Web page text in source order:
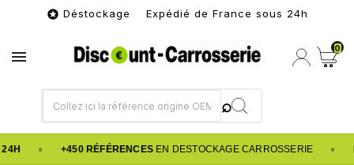
 Déstockage Expédié de France sous 24h
 0
• +450 RÉFÉRENCESEN DESTOCKAGE CARROSSERIE •